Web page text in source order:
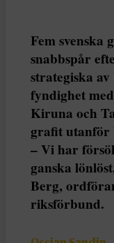
Fem svenska
snabbspår
strategiska
fyndighet
Kiruna och
grafit utanför
– Vi har
ganska
Berg,
riksförbund.